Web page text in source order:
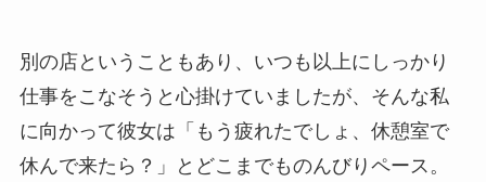
別の店ということもあり、いつも以上にしっかり
仕事をこなそうと心掛けていましたが、そんな私
に向かって彼女は「もう疲れたでしょ、休憩室で
休んで来たら？」とどこまでものんびりペース。